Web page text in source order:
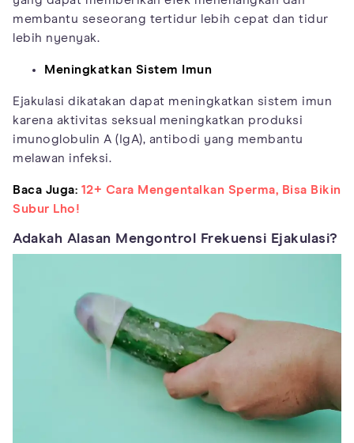
membantu seseorang tertidur lebih cepat dan tidur
lebih nyenyak.
Meningkatkan Sistem Imun
Ejakulasi dikatakan dapat meningkatkan sistem imun
karena aktivitas seksual meningkatkan produksi
imunoglobulin A (IgA), antibodi yang membantu
melawan infeksi.
Baca Juga: 12+ Cara Mengentalkan Sperma, Bisa Bikin
Subur Lho!
Adakah Alasan Mengontrol Frekuensi Ejakulasi?